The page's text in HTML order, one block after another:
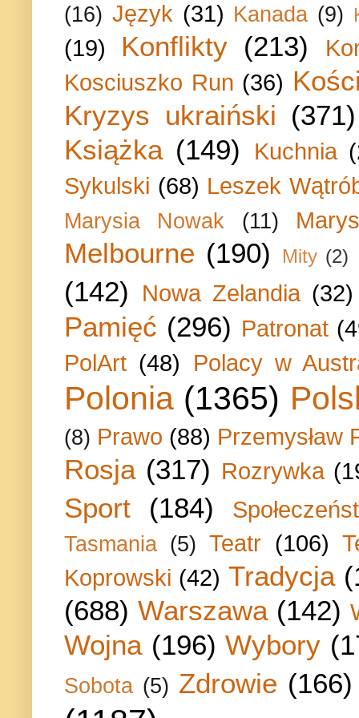
(16) Język (31) Kanada (9)
(19) Konflikty (213)
Kosciuszko Run (36)
Kryzys ukraiński (371)
Książka (149) Kuchnia
Sykulski (68) Leszek
Marysia Nowak (11)
Melbourne (190) Mity (2)
(142) Nowa Zelandia (32)
Pamięć (296) Patronat
PolArt (48) Polacy w
Polonia (1365)
(8) Prawo (88) Przemysław
Rosja (317) Rozrywka
Sport (184)
Tasmania (5) Teatr (106)
Koprowski (42) Tradycja
(688) Warszawa (142)
Wojna (196) Wybory
Sobota (5) Zdrowie (166)